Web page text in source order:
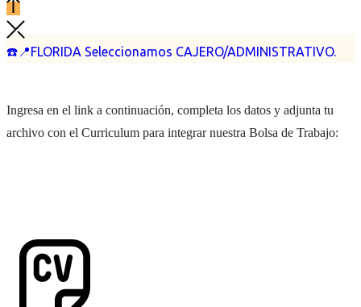
☎️📍FLORIDA Seleccionamos CAJERO/ADMINISTRATIVO.
Ingresa en el link a continuación, completa los datos y adjunta tu
archivo con el Curriculum para integrar nuestra Bolsa de Trabajo: